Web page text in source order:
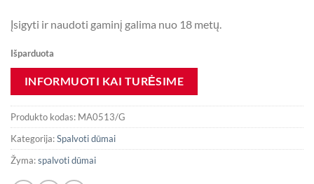
Įsigyti ir naudoti gaminį galima nuo 18 metų.
Išparduota
Produkto kodas: MA0513/G
Kategorija:Spalvoti dūmai
Žyma:spalvoti dūmai